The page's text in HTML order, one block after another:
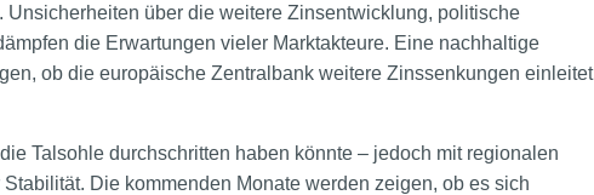
über die weitere Zinsentwicklung, politische
die Erwartungen vieler Marktakteure. Eine nachhaltige
ob die europäische Zentralbank weitere Zinssenkungen einleitet
Talsohle durchschritten haben könnte – jedoch mit regionalen
Die kommenden Monate werden zeigen, ob es sich